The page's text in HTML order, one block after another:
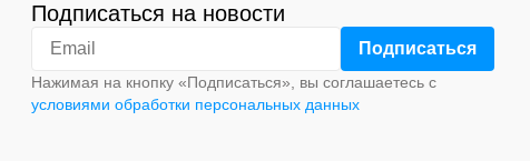
Подписаться на новости
Нажимая на кнопку «Подписаться», вы соглашаетесь с
условиями обработки персональных данных